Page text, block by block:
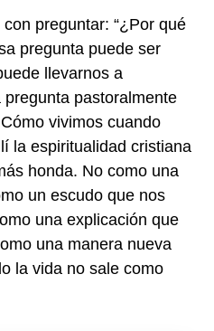
preguntar: “¿Por qué
pregunta puede ser
llevarnos a
pastoralmente
vivimos cuando
la espiritualidad cristiana
honda. No como una
un escudo que nos
una explicación que
una manera nueva
la vida no sale como